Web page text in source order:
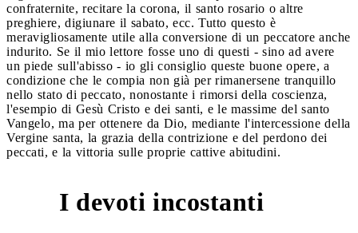
confraternite, recitare la corona, il santo rosario o altre
preghiere, digiunare il sabato, ecc. Tutto questo è
meravigliosamente utile alla conversione di un peccatore anche
indurito. Se il mio lettore fosse uno di questi - sino ad avere
un piede sull'abisso - io gli consiglio queste buone opere, a
condizione che le compia non già per rimanersene tranquillo
nello stato di peccato, nonostante i rimorsi della coscienza,
l'esempio di Gesù Cristo e dei santi, e le massime del santo
Vangelo, ma per ottenere da Dio, mediante l'intercessione della
Vergine santa, la grazia della contrizione e del perdono dei
peccati, e la vittoria sulle proprie cattive abitudini.
I devoti incostanti